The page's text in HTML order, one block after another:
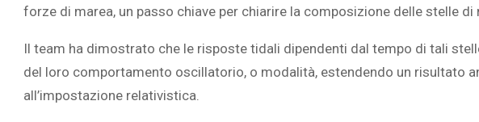
forze di marea, un passo chiave per chiarire la composizione delle stelle di
Il team ha dimostrato che le risposte tidali dipendenti dal tempo di tali
del loro comportamento oscillatorio, o modalità, estendendo un risultato
all’impostazione relativistica.